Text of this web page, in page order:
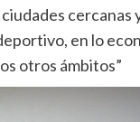
cercanas
en lo
otros ámbitos”